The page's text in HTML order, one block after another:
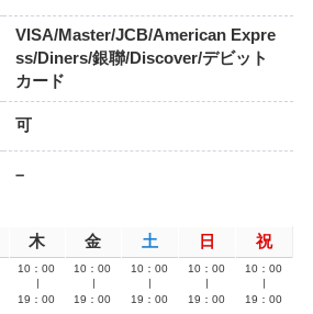
VISA/Master/JCB/American Expre
ss/Diners/銀聯/Discover/デビット
カード
可
–
木 金 土 日 祝
10：00
19：00
10：00
19：00
10：00
19：00
10：00
19：00
10：00
19：00